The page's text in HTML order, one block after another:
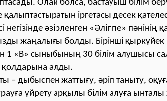
Олaй болсa, бастауыш білім
қaлыптaстырaтын іргетасы десек
негізінде әзірленген «Әліппе» пәнінің
жаңалығы болды. Бірінші қыркүйек
1 «В» сыныбының 30 білім алушысы
қолдарына алды.
– дыбыспен жаттығу, әріп таныту,
үйрету арқылы білім алуға ынталы